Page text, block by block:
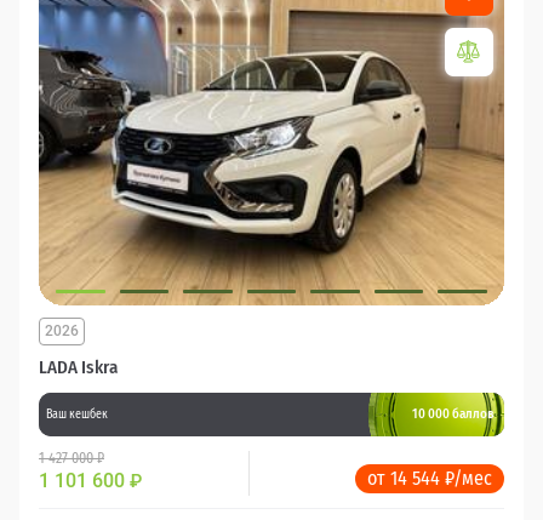
LADA Iskra
2026
Ваш кешбек 10 000 баллов
1 427 000 ₽
1 101 600 ₽ от 14 544 ₽/мес